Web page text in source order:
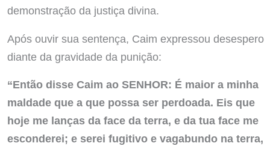
demonstração da justiça divina.
Após ouvir sua sentença, Caim expressou desespero
diante da gravidade da punição:
“Então disse Caim ao SENHOR: É maior a minha
maldade que a que possa ser perdoada. Eis que
hoje me lanças da face da terra, e da tua face me
esconderei; e serei fugitivo e vagabundo na terra,